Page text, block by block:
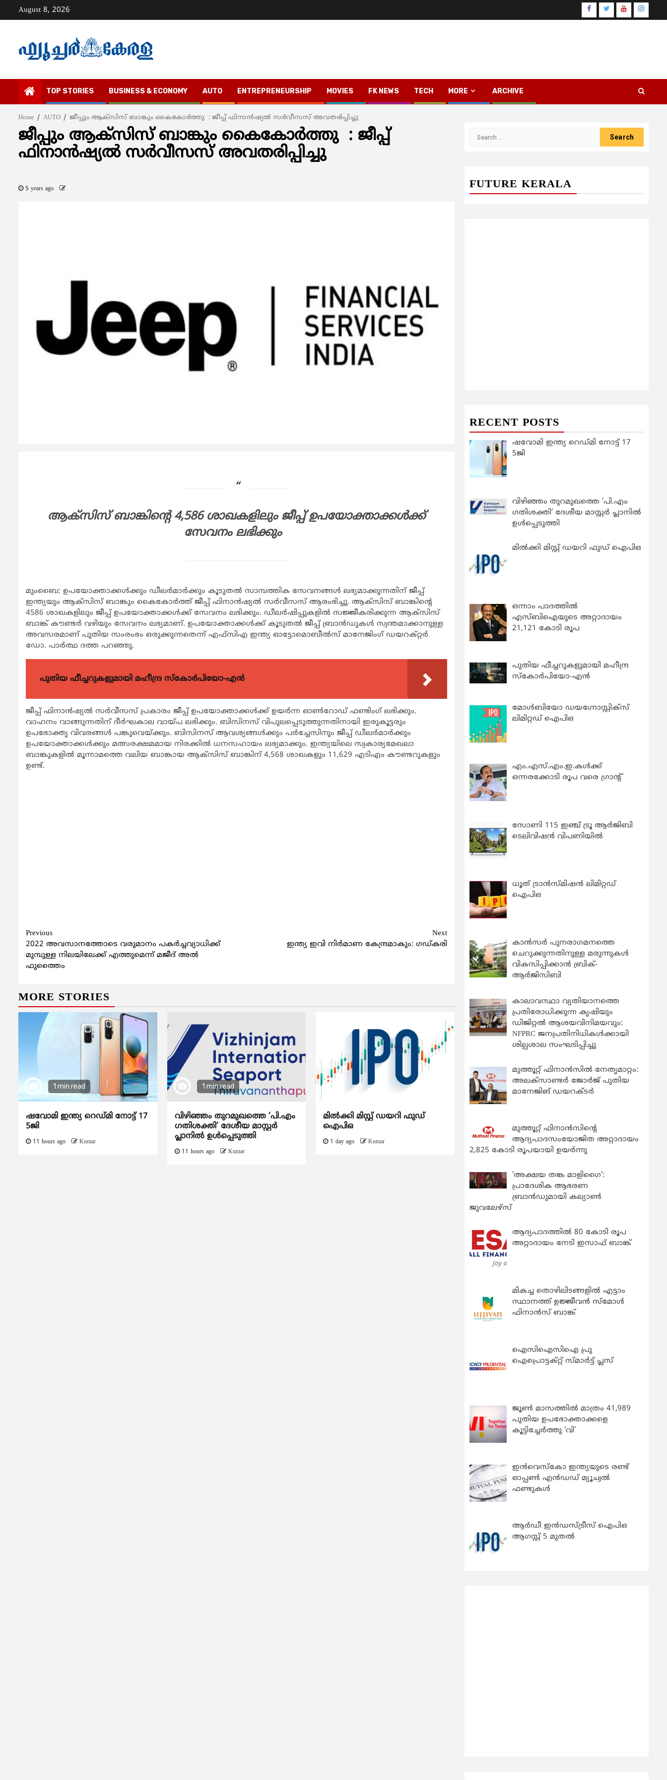
August 8, 2026 Facebook
TwitterYoutube
TOP STORIES BUSINESS & ECONOMY AUTO ENTREPRENEURSHIP MOVIES FK NEWS TECH MORE ARCHIVE
Home AUTO ജീപ്പും ആക്‌സിസ് ബാങ്കും കൈകോര്‍ത്തു : ജീപ്പ് ഫിനാന്‍ഷ്യല്‍ സര്‍വീസസ് അവതരിപ്പിച്ചു
ജീപ്പും ആക്‌സിസ് ബാങ്കും കൈകോര്‍ത്തു : ജീപ്പ്
ഫിനാന്‍ഷ്യല്‍ സര്‍വീസസ് അവതരിപ്പിച്ചു
5 years ago
ആക്സിസ് ബാങ്കിന്റെ 4,586 ശാഖകളിലും ജീപ്പ് ഉപയോക്താക്കള്‍ക്ക്
സേവനം ലഭിക്കും
മുംബൈ: ഉപയോക്താക്കള്‍ക്കും ഡീലര്‍മാര്‍ക്കും കൂടുതല്‍ സാമ്പത്തിക സേവനങ്ങള്‍ ലഭ്യമാക്കുന്നതിന് ജീപ്പ്
ഇന്ത്യയും ആക്സിസ് ബാങ്കും കൈകോര്‍ത്ത് ജീപ്പ് ഫിനാന്‍ഷ്യല്‍ സര്‍വീസസ് ആരംഭിച്ചു. ആക്സിസ് ബാങ്കിന്റെ
4586 ശാഖകളിലും ജീപ്പ് ഉപയോക്താക്കള്‍ക്ക് സേവനം ലഭിക്കും. ഡീലര്‍ഷിപ്പുകളില്‍ സജ്ജീകരിക്കുന്ന ആക്സിസ്
ബാങ്ക് കൗണ്ടര്‍ വഴിയും സേവനം ലഭ്യമാണ്. ഉപയോക്താക്കള്‍ക്ക് കൂടുതല്‍ ജീപ്പ് ബ്രാന്‍ഡുകള്‍ സ്വന്തമാക്കാനുള്ള
അവസരമാണ് പുതിയ സംരംഭം ഒരുക്കുന്നതെന്ന് എഫ്സിഎ ഇന്ത്യ ഓട്ടോമൊബീല്‍സ് മാനേജിംഗ് ഡയറക്റ്റര്‍
ഡോ. പാര്‍ത്ഥ ദത്ത പറഞ്ഞു.
പുതിയ ഫീച്ചറുകളുമായി മഹീന്ദ്ര സ്കോർപിയോ-എൻ
ജീപ്പ് ഫിനാന്‍ഷ്യല്‍ സര്‍വീസസ് പ്രകാരം ജീപ്പ് ഉപയോക്താക്കള്‍ക്ക് ഉയര്‍ന്ന ഓണ്‍റോഡ് ഫണ്ടിംഗ് ലഭിക്കും.
വാഹനം വാങ്ങുന്നതിന് ദീര്‍ഘകാല വായ്പ ലഭിക്കും. ബിസിനസ് വിപുലപ്പെടുത്തുന്നതിനായി ഇരുകൂട്ടരും
ഉപഭോക്തൃ വിവരങ്ങള്‍ പങ്കുവെയ്ക്കും. ബിസിനസ് ആവശ്യങ്ങള്‍ക്കും പര്‍ച്ചേസിനും ജീപ്പ് ഡീലര്‍മാര്‍ക്കും
ഉപയോക്താക്കള്‍ക്കും മത്സരക്ഷമമായ നിരക്കില്‍ ധനസഹായം ലഭ്യമാക്കും. ഇന്ത്യയിലെ സ്വകാര്യമേഖലാ
ബാങ്കുകളില്‍ മൂന്നാമത്തെ വലിയ ബാങ്കായ ആക്സിസ് ബാങ്കിന് 4,568 ശാഖകളും 11,629 എടിഎം കൗണ്ടറുകളും
ഉണ്ട്.
Continue
Reading
Previous
2022 അവസാനത്തോടെ വരുമാനം പകര്‍ച്ചവ്യാധിക്ക്
മുമ്പുള്ള നിലയിലേക്ക് എത്തുമെന്ന് മജീദ് അല്‍
ഫുത്തൈം
Next
ഇന്ത്യ ഇവി നിര്‍മാണ കേന്ദ്രമാകും: ഗഡ്കരി
MORE STORIES
1 min read
ഷവോമി ഇന്ത്യ റെഡ്മി നോട്ട് 17
5ജി
11 hours ago Kumar
1 min read
വിഴിഞ്ഞം തുറമുഖത്തെ ‘പി.എം
ഗതിശക്തി’ ദേശീയ മാസ്റ്റർ
പ്ലാനിൽ ഉൾപ്പെടുത്തി
11 hours ago Kumar
മിൽക്കി മിസ്റ്റ് ഡയറി ഫുഡ്
ഐപിഒ
1 day ago Kumar
FUTURE KERALA
RECENT POSTS
ഷവോമി ഇന്ത്യ റെഡ്മി നോട്ട് 17
5ജി
വിഴിഞ്ഞം തുറമുഖത്തെ ‘പി.എം
ഗതിശക്തി’ ദേശീയ മാസ്റ്റർ പ്ലാനിൽ
ഉൾപ്പെടുത്തി
മിൽക്കി മിസ്റ്റ് ഡയറി ഫുഡ് ഐപിഒ
ഒന്നാം പാദത്തിൽ
എസ്ബിഐയുടെ അറ്റാദായം
21,121 കോടി രൂപ
പുതിയ ഫീച്ചറുകളുമായി മഹീന്ദ്ര
സ്കോർപിയോ-എൻ
മോൾബിയോ ഡയഗ്നോസ്റ്റിക്സ്
ലിമിറ്റഡ് ഐപിഒ
എം.എസ്.എം.ഇ.കൾക്ക്
ഒന്നരക്കോടി രൂപ വരെ ഗ്രാന്റ്
സോണി 115 ഇഞ്ച് ട്രൂ ആർജിബി
ടെലിവിഷൻ വിപണിയിൽ
ധൂത് ട്രാൻസ്മിഷൻ ലിമിറ്റഡ്
ഐപിഒ
കാന്‍സര്‍ പുനരാഗമനത്തെ
ചെറുക്കുന്നതിനുള്ള മരുന്നുകള്‍
വികസിപ്പിക്കാന്‍ ബ്രിക്-
ആര്‍ജിസിബി
കാലാവസ്ഥാ വ്യതിയാനത്തെ
പ്രതിരോധിക്കുന്ന കൃഷിയും
ഡിജിറ്റൽ ആശയവിനിമയവും:
NFPRC ജനപ്രതിനിധികൾക്കായി
ശില്പശാല സംഘടിപ്പിച്ചു
മുത്തൂറ്റ് ഫിനാൻസിൽ നേതൃമാറ്റം:
അലക്സാണ്ടർ ജോർജ് പുതിയ
മാനേജിങ് ഡയറക്ടർ
മുത്തൂറ്റ് ഫിനാൻസിന്റെ
ആദ്യപാദസംയോജിത അറ്റാദായം
2,825 കോടി രൂപയായി ഉയർന്നു
‘അക്ഷയ തങ്ക മാളിഗൈ’:
പ്രാദേശിക ആഭരണ
ബ്രാന്‍ഡുമായി കല്യാണ്‍
ജുവലേഴ്‌സ്
ആദ്യപാദത്തിൽ 80 കോടി രൂപ
അറ്റാദായം നേടി ഇസാഫ് ബാങ്ക്
മികച്ച തൊഴിലിടങ്ങളിൽ എട്ടാം
സ്ഥാനത്ത് ഉജ്ജീവൻ സ്മോൾ
ഫിനാൻസ് ബാങ്ക്
ഐസിഐസിഐ പ്രു
ഐപ്രൊട്ടക്റ്റ് സ്മാർട്ട് പ്ലസ്
ജൂൺ മാസത്തിൽ മാത്രം 41,989
പുതിയ ഉപഭോക്താക്കളെ
കൂട്ടിച്ചേർത്തു ‘വി’
ഇന്‍വെസ്കോ ഇന്ത്യയുടെ രണ്ട്
ഓപ്പണ്‍ എന്‍ഡഡ് മ്യൂച്വല്‍
ഫണ്ടുകള്‍
ആർഡീ ഇൻഡസ്ട്രീസ് ഐപിഒ
ആഗസ്റ്റ് 5 മുതൽ